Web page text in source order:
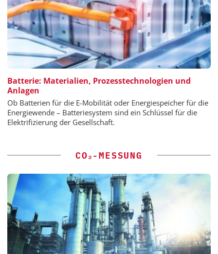
Batterie: Materialien, Prozesstechnologien und
Anlagen
Ob Batterien für die E-Mobilität oder Energiespeicher für die
Energiewende – Batteriesystem sind ein Schlüssel für die
Elektrifizierung der Gesellschaft.
CO₂-MESSUNG